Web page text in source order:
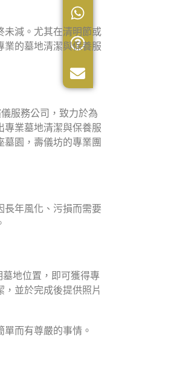
未減。尤其在清明節或
業的墓地清潔與保養服
服務公司，致力於為
專業墓地清潔與保養服
園，壽儀坊的專業團
長年風化、污損而需要
地位置，即可獲得專
並於完成後提供照片
而有尊嚴的事情。